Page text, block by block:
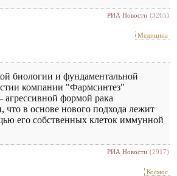
РИА Новости (3265)
Медицина
биологии и фундаментальной
компании "Фармсинтез"
формой рака
в основе нового подхода лежит
его собственных клеток иммунной
РИА Новости (2917)
Космос